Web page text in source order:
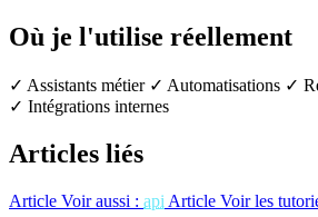
Où je l'utilise réellement
✓ Assistants métier ✓ Automatisations ✓
✓ Intégrations internes
Articles liés
Article Voir aussi : api Article Voir les